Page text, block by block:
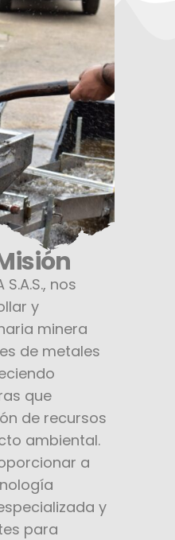
S.A.S., nos
y
minera
de metales
que
de recursos
ambiental.
a
y
para